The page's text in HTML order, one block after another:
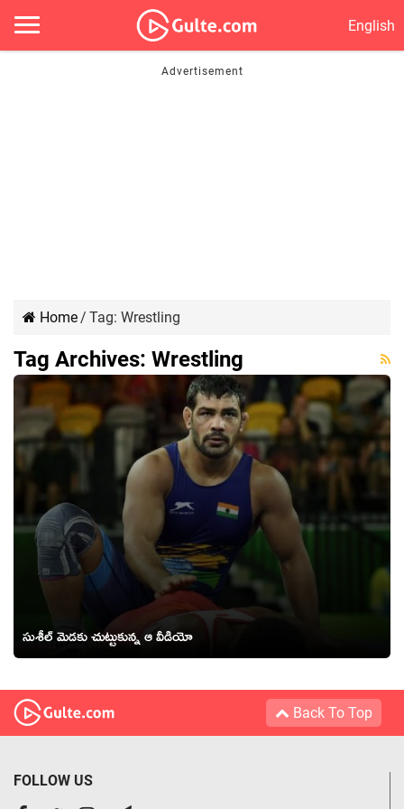
English
Home/ Tag: Wrestling
Tag Archives: Wrestling
సుశీల్ మెడ‌కు చుట్టుకున్న ఆ వీడియో
Back To Top
FOLLOW US